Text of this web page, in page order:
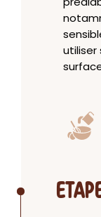
utiliser